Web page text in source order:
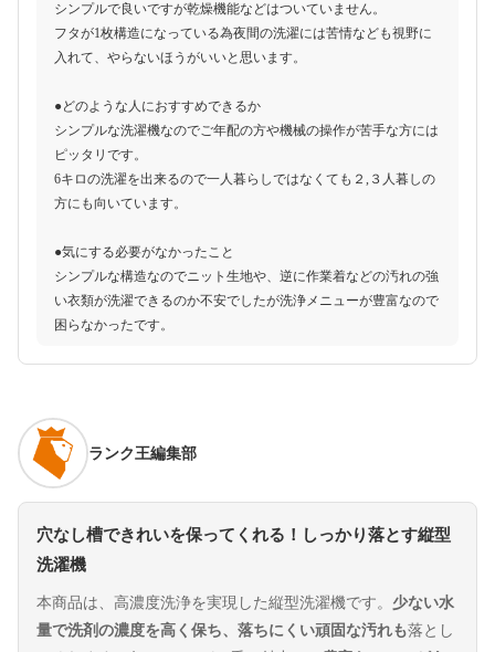
シンプルで良いですが乾燥機能などはついていません。
フタが1枚構造になっている為夜間の洗濯には苦情なども視野に
入れて、やらないほうがいいと思います。
●どのような人におすすめできるか
シンプルな洗濯機なのでご年配の方や機械の操作が苦手な方には
ピッタリです。
6キロの洗濯を出来るので一人暮らしではなくても２,３人暮しの
方にも向いています。
●気にする必要がなかったこと
シンプルな構造なのでニット生地や、逆に作業着などの汚れの強
い衣類が洗濯できるのか不安でしたが洗浄メニューが豊富なので
困らなかったです。
ランク王編集部
穴なし槽できれいを保ってくれる！しっかり落とす縦型
洗濯機
本商品は、高濃度洗浄を実現した縦型洗濯機です。 少ない水
量で洗剤の濃度を高く保ち、落ちにくい頑固な汚れも落とし